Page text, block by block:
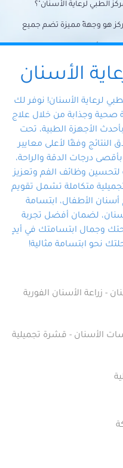
الطبي لرعاية الأسنان"؟
هو وجهةً مميزة تضم جميع
الأسنان تحت سقف واحد،
لك حلاً شاملًا لجميع
ذوي الخبرة، ستجد نفسك
أمينة تلبي احتياجاتك بكل
ودقة.
الأسنان
لرعاية الأسنان! نوفر لك
صحية وجذابة من خلال علاج
الأجهزة الطبية، تحت
وفقًا لأعلى معايير
درجات الدقة والراحة،
لتحسين وظائف الفم وتعزيز
متكاملة تشمل تقويم
الأطفال، ابتسامة
لضمان أفضل تجربة
وجمال ابتسامتك في أيدٍ
نحو ابتسامة مثالية!
- زراعة الأسنان الفورية
الأسنان - قشرة تجميلية